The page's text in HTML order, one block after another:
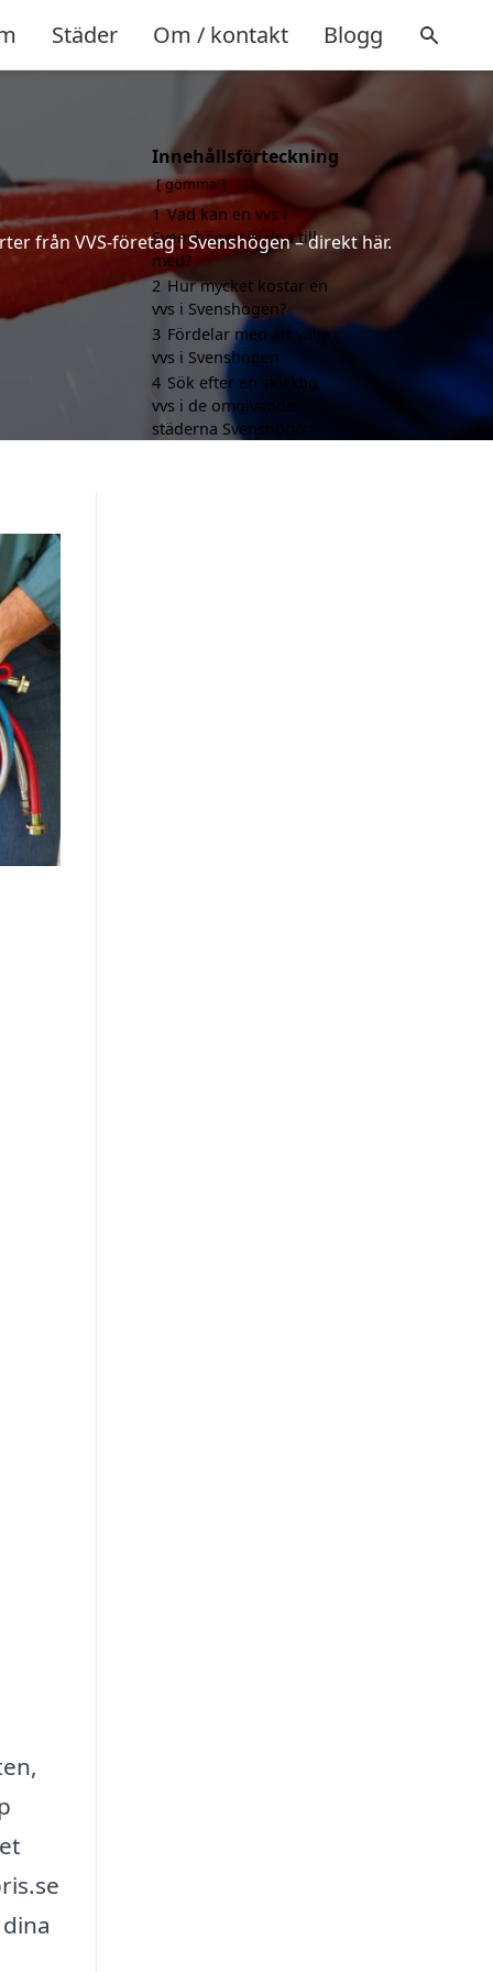
Städer Om / kontakt Blogg
från VVS-företag i Svenshögen – direkt här.
Innehållsförteckning
gömma
1 Vad kan en vvs i
Svenshögen hjälpa till
med?
2 Hur mycket kostar en
vvs i Svenshögen?
3 Fördelar med att välja
vvs i Svenshögen
4 Sök efter en skicklig
vvs i de omgivande
städerna Svenshögen